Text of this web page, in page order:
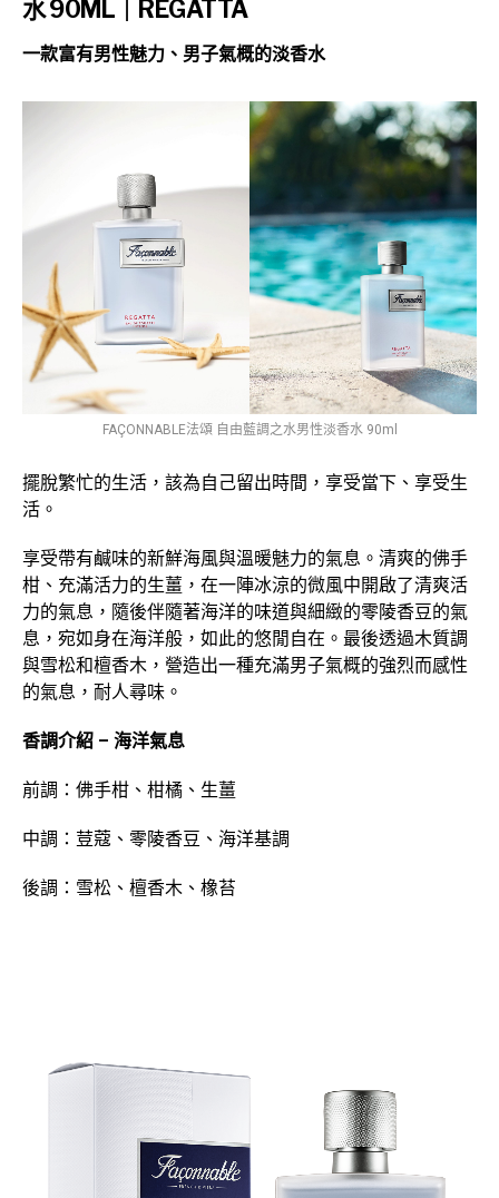
水 90ML｜REGATTA
一款富有男性魅力、男子氣概的淡香水
FAÇONNABLE法頌 自由藍調之水男性淡香水 90ml
擺脫繁忙的生活，該為自己留出時間，享受當下、享受生
活。
享受帶有鹹味的新鮮海風與溫暖魅力的氣息。清爽的佛手
柑、充滿活力的生薑，在一陣冰涼的微風中開啟了清爽活
力的氣息，隨後伴隨著海洋的味道與細緻的零陵香豆的氣
息，宛如身在海洋般，如此的悠閒自在。最後透過木質調
與雪松和檀香木，營造出一種充滿男子氣概的強烈而感性
的氣息，耐人尋味。
香調介紹 – 海洋氣息
前調：佛手柑、柑橘、生薑
中調：荳蔻、零陵香豆、海洋基調
後調：雪松、檀香木、橡苔